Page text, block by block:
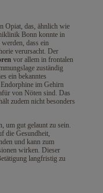
Opiat, das, ähnlich wie
Bonn konnte in
dass ein
verursacht. Der
vor allem in frontalen
zuständig
ein bekanntes
im Gehirn
von Nöten sind. Das
zudem nicht besonders
um gut gelaunt zu sein.
die Gesundheit,
und kann zum
wirken. Dieser
langfristig zu